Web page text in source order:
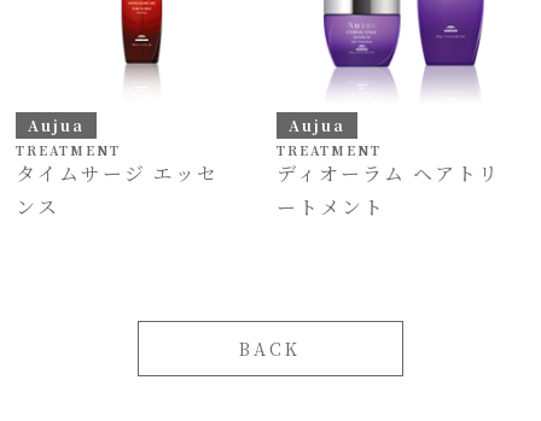
Aujua
TREATMENT
タイムサージ エッセ
ンス
Aujua
TREATMENT
ディオーラム ヘアトリ
ートメント
BACK